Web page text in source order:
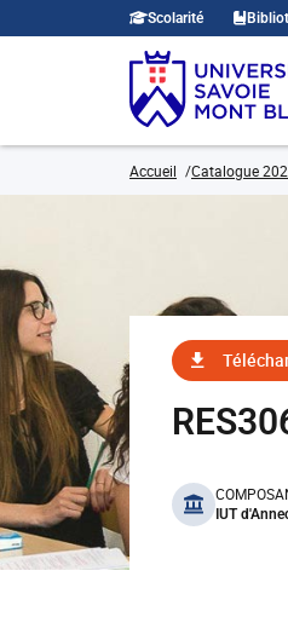
Scolarité
Accueil Catalogue
benefits
IUT